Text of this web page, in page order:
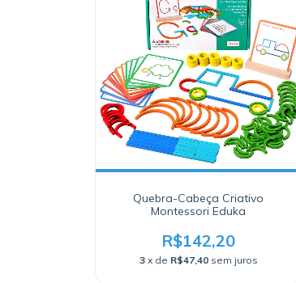
Quebra-Cabeça Criativo
Montessori Eduka
R$142,20
3 x de R$47,40 sem juros